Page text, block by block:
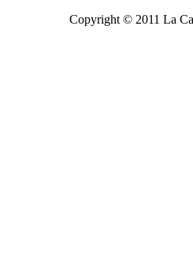
Copyright © 2011 La